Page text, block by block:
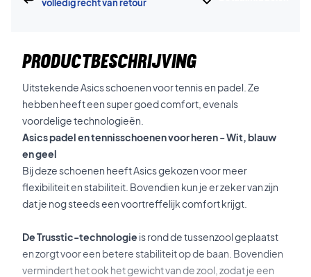
volledig recht van retour
PRODUCTBESCHRIJVING
Uitstekende Asics schoenen voor tennis en padel. Ze
hebben heeft een super goed comfort, evenals
voordelige technologieën.
Asics padel en tennisschoenen voor heren - Wit, blauw
en geel
Bij deze schoenen heeft Asics gekozen voor meer
flexibiliteit en stabiliteit. Bovendien kun je er zeker van zijn
dat je nog steeds een voortreffelijk comfort krijgt.
De Trusstic-technologie is rond de tussenzool geplaatst
en zorgt voor een betere stabiliteit op de baan. Bovendien
vermindert het ook het gewicht van de zool, zodat je een